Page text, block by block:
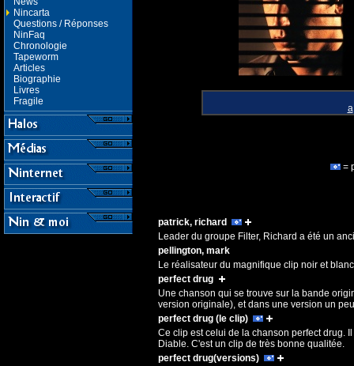
Nincarta
Questions / Réponses
NinFaq
Chronologie
Tapeworm
Articles
Biographie
Livres
Fragile
a
=
patrick, richard
Leader du groupe Filter, Richard a été un
pellington, mark
Le réalisateur du magnifique clip noir et
perfect drug
Une chanson qui se trouve sur la bande
version originale), et dans une version un
perfect drug (le clip)
Ce clip est celui de la chanson perfect drug.
Diable. C'est un clip de très bonne qualitée.
perfect drug(versions)